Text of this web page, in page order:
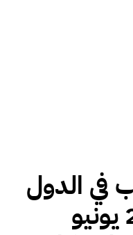
في الدول
العربية الأربعاء 24 يونيو